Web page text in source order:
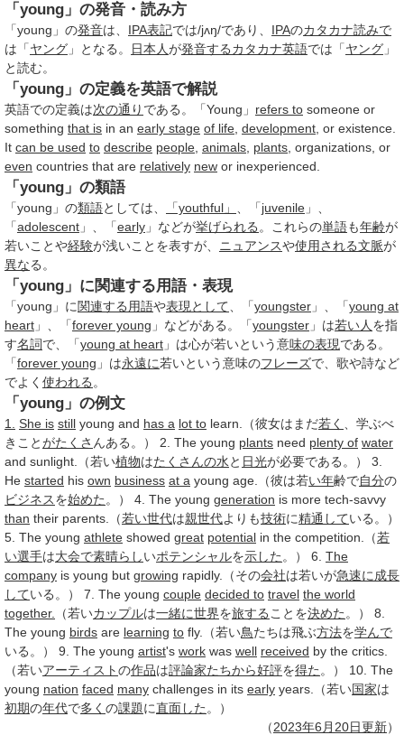
「young」の発音・読み方
「young」の発音は、 IPA表記では/jʌŋ/であり、 IPAのカタカナ読みで
は「ヤング 」となる。 日本人が発音するカタカナ英語では「ヤング 」
と読む。
「young」の定義を英語で解説
英語での定義は次の通り である。「Young」 refers to someone or
something that is in an early stage of life development , or existence.
It can be used to describe people animals plants , organizations, or
even countries that are relatively new or inexperienced.
「young」の類語
「young」の類語としては、 「youthful」 、「juvenile 」、
「adolescent 」、「early 」などが挙げられる 。これらの単語も年齢が
若いことや経験が浅いことを表すが、 ニュアンスや使用される文脈が
異なる。
「young」に関連する用語・表現
「young」に関連する用語や表現として 、「youngster 」、「young at
heart 」、「forever young 」などがある。「youngster 」は若い人 を指
す名詞で、「young at heart 」は心が若いという意味の表現である。
「forever young 」は永遠に若いという意味のフレーズで、歌や詩など
でよく 使われる 。
「young」の例文
1. She is still young and has a lot to learn.（彼女はまだ若く
、学ぶべ
きことがたくさ んある。） 2. The young plants need plenty of water
and sunlight.（若い植物はたくさんの水と 日光が必要である。） 3.
He started his own business at a young age.（彼は若い年齢で自分の
ビジネスを始めた 。） 4. The young generation is more tech-savvy
than their parents.（若い世代は親世代よりも技術に精通している。）
5. The young athlete showed great potential in the competition.（若
い選手は大会で素晴らしいポテンシャルを示した 。） 6. The
company is young but growing rapidly.（その会社は若いが急速に成長
している。） 7. The young couple decided to travel the world
together.
（若いカップルは一緒に世界を旅する ことを決めた 。） 8.
The young birds are learning to fly.（若い鳥たちは飛ぶ方法を学んで
いる。） 9. The young artist's work was well received by the critics.
（若いアーティストの作品は評論家たちから好評を得た 。） 10. The
young nation faced many challenges in its early years.（若い国家は
初期の年代で多く の課題に直面した 。）
（2023年6月20日更新）